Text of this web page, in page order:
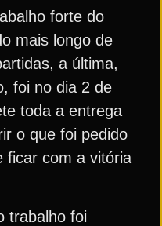
forte do
mais longo de
a última,
foi no dia 2 de
toda a entrega
o que foi pedido
ficar com a vitória
trabalho foi